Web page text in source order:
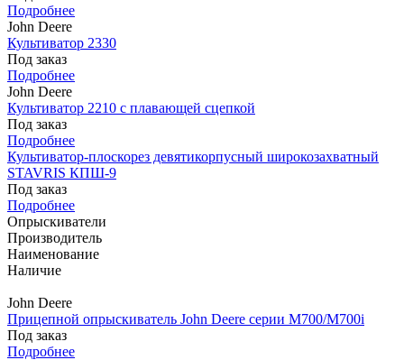
Подробнее
John Deere
Культиватор 2330
Под заказ
Подробнее
John Deere
Культиватор 2210 с плавающей сцепкой
Под заказ
Подробнее
Культиватор-плоскорез девятикорпусный широкозахватный
STAVRIS КПШ-9
Под заказ
Подробнее
Опрыскиватели
Производитель
Наименование
Наличие
John Deere
Прицепной опрыскиватель John Deere серии M700/M700i
Под заказ
Подробнее